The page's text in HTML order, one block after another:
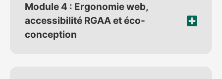
Module 4 : Ergonomie web,
accessibilité RGAA et éco-
conception